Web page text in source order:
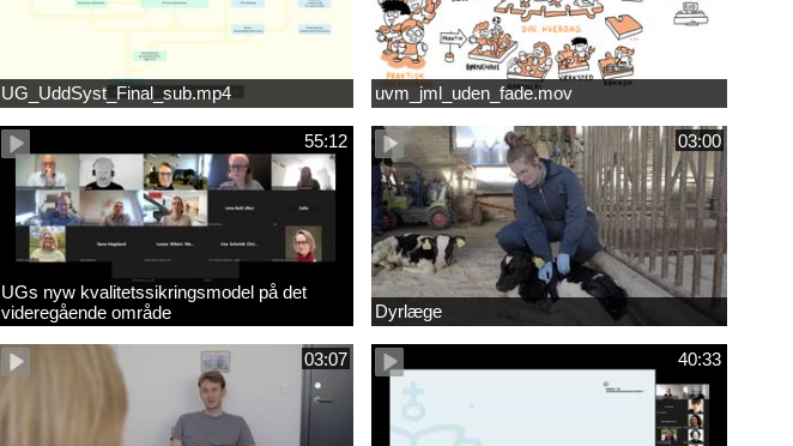
UG_UddSyst_Final_sub.mp4 uvm_jml_uden_fade.mov
55:12
UGs nyw kvalitetssikringsmodel på det
videregående område
03:00
Dyrlæge
03:07 40:33